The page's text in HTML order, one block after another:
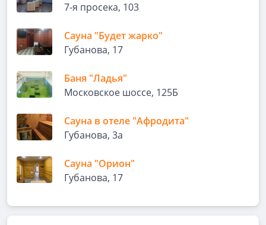
7-я просека, 103
Сауна "Будет жарко"
Губанова, 17
Баня "Ладья"
Московское шоссе, 125Б
Сауна в отеле "Афродита"
Губанова, 3а
Сауна "Орион"
Губанова, 17